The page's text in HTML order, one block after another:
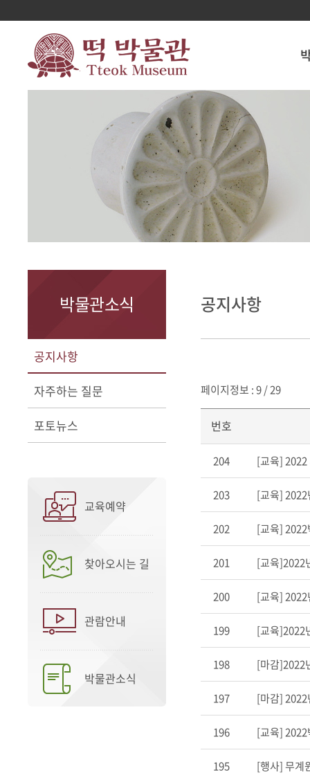
박물관소식
공지사항
자주하는 질문
포토뉴스
교육예약
찾아오시는 길
관람안내
박물관소식
공지사항
페이지정보 : 9 / 29
번호
204 [교육] 2022
203 [교육] 2022
202 [교육] 2022
201 [교육]2022
200 [교육] 2022
199 [교육]2022
198 [마감]2022
197 [마감] 2022
196 [교육] 2022
195 [행사] 무계